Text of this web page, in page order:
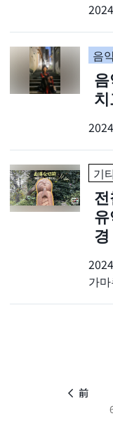
음
기
경
가
前